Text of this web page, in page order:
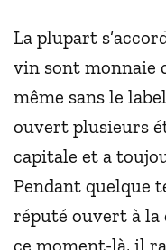
La plupart
vin sont monnaie
même sans le
ouvert plusieurs
capitale et a
Pendant quelque
réputé ouvert à la
ce moment-là, il